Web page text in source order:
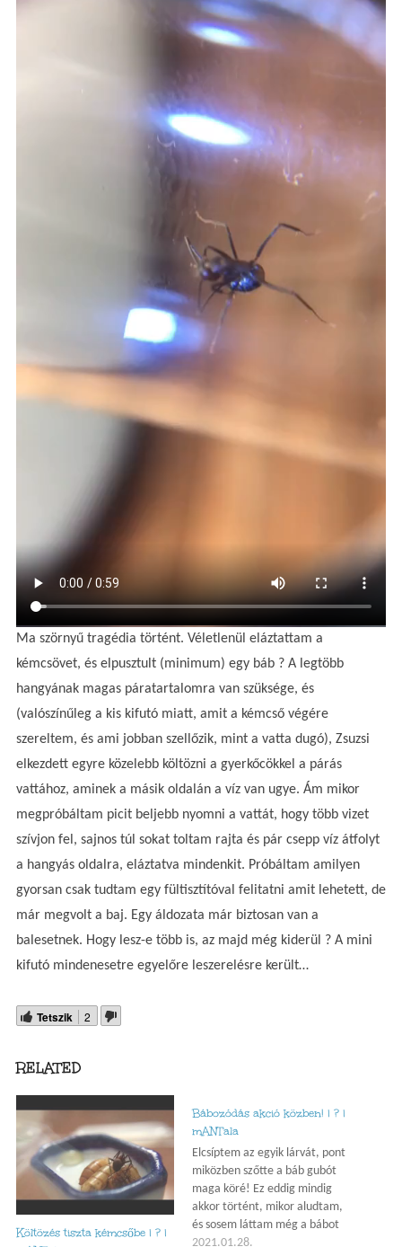
Ma szörnyű tragédia történt. Véletlenül eláztattam a
kémcsövet, és elpusztult (minimum) egy báb ? A legtöbb
hangyának magas páratartalomra van szüksége, és
(valószínűleg a kis kifutó miatt, amit a kémcső végére
szereltem, és ami jobban szellőzik, mint a vatta dugó), Zsuzsi
elkezdett egyre közelebb költözni a gyerkőcökkel a párás
vattához, aminek a másik oldalán a víz van ugye. Ám mikor
megpróbáltam picit beljebb nyomni a vattát, hogy több vizet
szívjon fel, sajnos túl sokat toltam rajta és pár csepp víz átfolyt
a hangyás oldalra, eláztatva mindenkit. Próbáltam amilyen
gyorsan csak tudtam egy fültisztítóval felitatni amit lehetett, de
már megvolt a baj. Egy áldozata már biztosan van a
balesetnek. Hogy lesz-e több is, az majd még kiderül ? A mini
kifutó mindenesetre egyelőre leszerelésre került…
Tetszik 2
RELATED
Költözés tiszta kémcsőbe | ? |
Bábozódás akció közben! | ? |
mANTala
Elcsíptem az egyik lárvát, pont
miközben szőtte a báb gubót
maga köré! Ez eddig mindig
akkor történt, mikor aludtam,
és sosem láttam még a bábot
munka közben, de most végre
2021.01.28.